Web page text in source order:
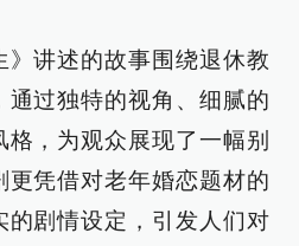
》讲述的故事围绕退休教
过独特的视角、细腻的
，为观众展现了一幅别
凭借对老年婚恋题材的
的剧情设定，引发人们对